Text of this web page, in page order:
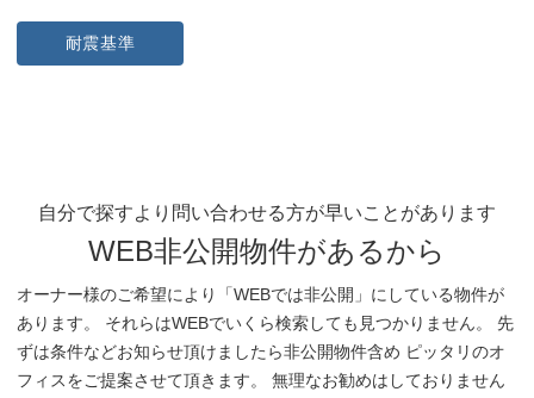
耐震基準
自分で探すより問い合わせる方が早いことがあります
WEB非公開物件があるから
オーナー様のご希望により「WEBでは非公開」にしている物件が
あります。 それらはWEBでいくら検索しても見つかりません。 先
ずは条件などお知らせ頂けましたら非公開物件含め ピッタリのオ
フィスをご提案させて頂きます。 無理なお勧めはしておりません